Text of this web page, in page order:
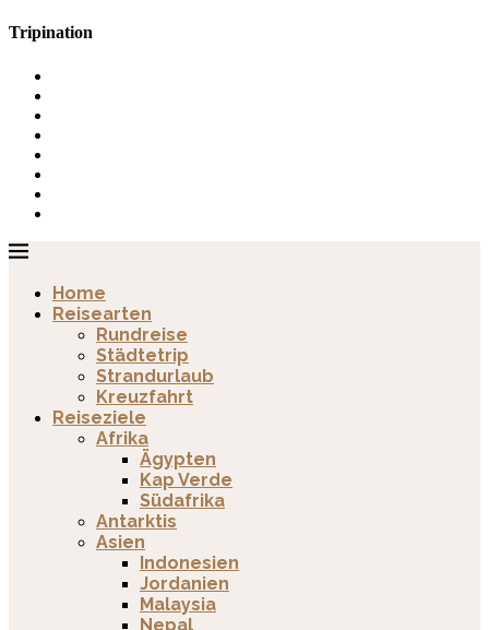
Tripination
Home
Reisearten
Rundreise
Städtetrip
Strandurlaub
Kreuzfahrt
Reiseziele
Afrika
Ägypten
Kap Verde
Südafrika
Antarktis
Asien
Indonesien
Jordanien
Malaysia
Nepal